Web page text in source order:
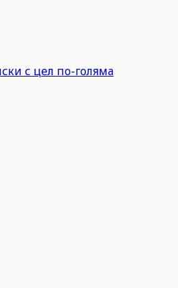
с цел по-голяма